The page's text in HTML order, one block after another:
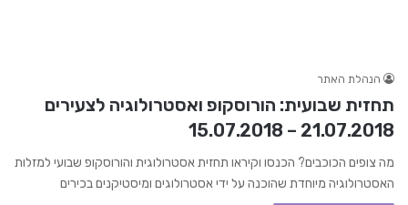
הנהלת האתר
תחזית שבועית: הורוסקופ ואסטרולוגיה לצעירים
21.07.2018 – 15.07.2018
מה צופים הכוכבים? הכנסו וקיראו תחזית אסטרולוגית והורוסקופ שבועי למזלות
האסטרולוגיה מיוחדת שהוכנה על ידי אסטרולוגים ומיסטיקנים בכירים